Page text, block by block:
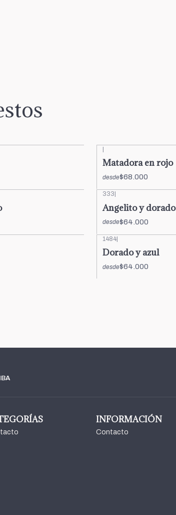
Matadora en rojo
desde$68.000
333
Angelito y dorado
desde$64.000
1484|
Dorado y azul
desde$64.000
INFORMACIÓN
Contacto